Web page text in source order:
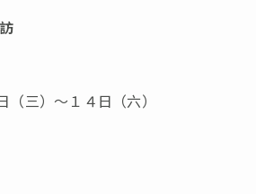
（三）～１４日（六）